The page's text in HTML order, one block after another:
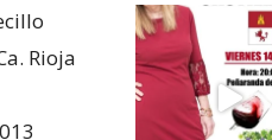
Rioja